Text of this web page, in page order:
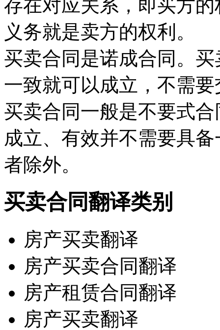
存在对应关系，即买方
义务就是卖方的权利。
买卖合同是诺成合同。
一致就可以成立，不需
买卖合同一般是不要式
成立、有效并不需要具
者除外。
买卖合同翻译类别
房产买卖翻译
房产买卖合同翻译
房产租赁合同翻译
房产买卖翻译